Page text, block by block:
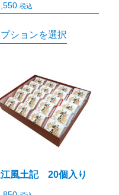
税込
ションを選択
風土記 20個入り